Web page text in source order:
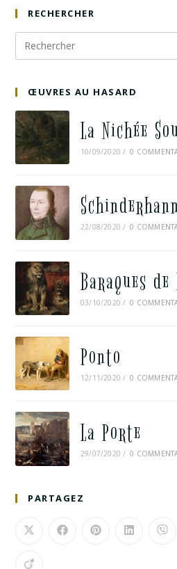
RECHERCHER
ŒUVRES AU HASARD
La Nichée
10/09/2020 / 0
22/08/2020 / 0
Baraques
03/10/2020 / 0
Ponto
12/11/2020 / 0
La Porte
29/07/2020 / 0
PARTAGEZ